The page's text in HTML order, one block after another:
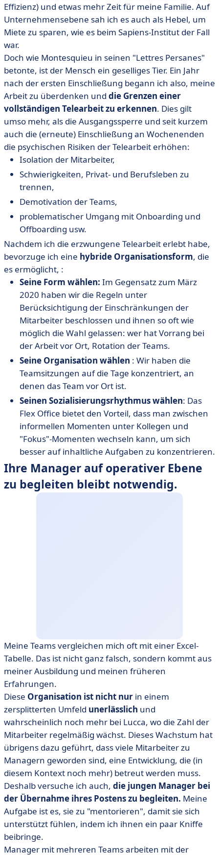
Effizienz) und etwas mehr Zeit für meine Familie. Auf
Unternehmensebene sah ich es auch als Hebel, um
Miete zu sparen, wie es beim Sapiens-Institut der Fall
war.
Doch wie Montesquieu in seinen "Lettres Persanes"
betonte, ist der Mensch ein geselliges Tier. Ein Jahr
nach der ersten Einschließung begann ich also, meine
Arbeit zu überdenken und die Grenzen einer
vollständigen Telearbeit zu erkennen. Dies gilt
umso mehr, als die Ausgangssperre und seit kurzem
auch die (erneute) Einschließung an Wochenenden
die psychischen Risiken der Telearbeit erhöhen:
Isolation der Mitarbeiter,
Schwierigkeiten, Privat- und Berufsleben zu
trennen,
Demotivation der Teams,
problematischer Umgang mit Onboarding und
Offboarding usw.
Nachdem ich die erzwungene Telearbeit erlebt habe,
bevorzuge ich eine hybride Organisationsform, die
es ermöglicht, :
Seine Form wählen: Im Gegensatz zum März
2020 haben wir die Regeln unter
Berücksichtigung der Einschränkungen der
Mitarbeiter beschlossen und ihnen so oft wie
möglich die Wahl gelassen: wer hat Vorrang bei
der Arbeit vor Ort, Rotation der Teams.
Seine Organisation wählen : Wir haben die
Teamsitzungen auf die Tage konzentriert, an
denen das Team vor Ort ist.
Seinen Sozialisierungsrhythmus wählen: Das
Flex Office bietet den Vorteil, dass man zwischen
informellen Momenten unter Kollegen und
"Fokus"-Momenten wechseln kann, um sich
besser auf inhaltliche Aufgaben zu konzentrieren.
Ihre Manager auf operativer Ebene
zu begleiten bleibt notwendig.
Meine Teams vergleichen mich oft mit einer Excel-
Tabelle. Das ist nicht ganz falsch, sondern kommt aus
meiner Ausbildung und meinen früheren
Erfahrungen.
Diese Organisation ist nicht nur in einem
zersplitterten Umfeld unerlässlich und
wahrscheinlich noch mehr bei Lucca, wo die Zahl der
Mitarbeiter regelmäßig wächst. Dieses Wachstum hat
übrigens dazu geführt, dass viele Mitarbeiter zu
Managern geworden sind, eine Entwicklung, die (in
diesem Kontext noch mehr) betreut werden muss.
Deshalb versuche ich auch, die jungen Manager bei
der Übernahme ihres Postens zu begleiten. Meine
Aufgabe ist es, sie zu "mentorieren", damit sie sich
unterstützt fühlen, indem ich ihnen ein paar Kniffe
beibringe.
Manager mit mehreren Teams arbeiten mit der